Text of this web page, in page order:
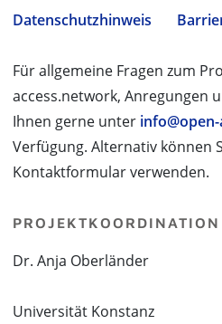
Datenschutzhinweis
Für allgemeine Fragen zum
access.network, Anregungen
Ihnen gerne unter
Verfügung. Alternativ können
Kontaktformular verwenden.
PROJEKTKOORDINATION
Dr. Anja Oberländer
Universität Konstanz